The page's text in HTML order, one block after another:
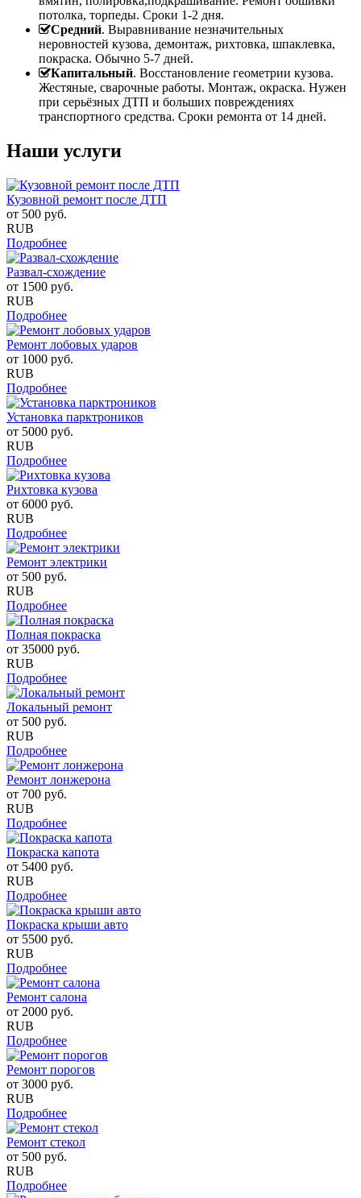
потолка, торпеды. Сроки 1-2 дня.
Средний. Выравнивание незначительных
неровностей кузова, демонтаж, рихтовка, шпаклевка,
покраска. Обычно 5-7 дней.
Капитальный. Восстановление геометрии кузова.
Жестяные, сварочные работы. Монтаж, окраска. Нужен
при серьёзных ДТП и больших повреждениях
транспортного средства. Сроки ремонта от 14 дней.
Наши услуги
Кузовной ремонт после ДТП
от 500 руб.
RUB
Подробнее
Развал-схождение
от 1500 руб.
RUB
Подробнее
Ремонт лобовых ударов
от 1000 руб.
RUB
Подробнее
Установка парктроников
от 5000 руб.
RUB
Подробнее
Рихтовка кузова
от 6000 руб.
RUB
Подробнее
Ремонт электрики
от 500 руб.
RUB
Подробнее
Полная покраска
от 35000 руб.
RUB
Подробнее
Локальный ремонт
от 500 руб.
RUB
Подробнее
Ремонт лонжерона
от 700 руб.
RUB
Подробнее
Покраска капота
от 5400 руб.
RUB
Подробнее
Покраска крыши авто
от 5500 руб.
RUB
Подробнее
Ремонт салона
от 2000 руб.
RUB
Подробнее
Ремонт порогов
от 3000 руб.
RUB
Подробнее
Ремонт стекол
от 500 руб.
RUB
Подробнее